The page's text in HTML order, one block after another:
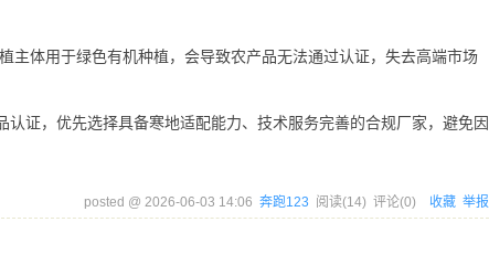
主体用于绿色有机种植，会导致农产品无法通过认证，失去高端市场
证，优先选择具备寒地适配能力、技术服务完善的合规厂家，避免因
posted @ 2026-06-03 14:06 奔跑123 阅读(14) 评论(0) 收藏 举报